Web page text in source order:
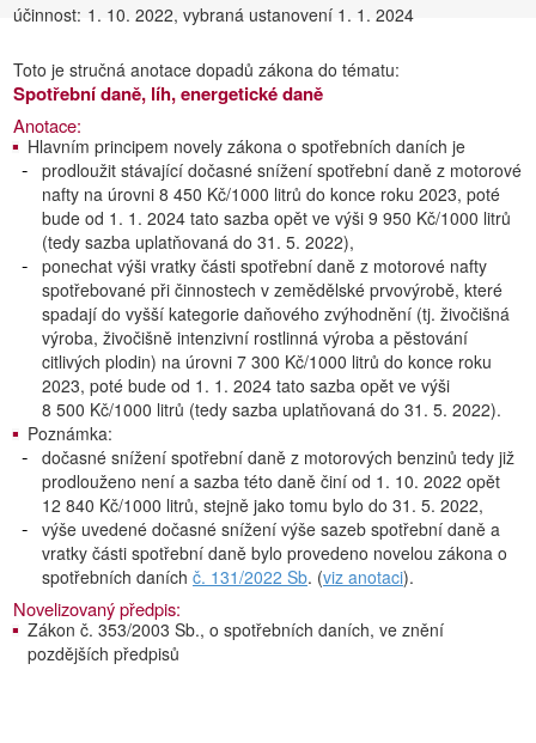
účinnost: 1. 10. 2022, vybraná ustanovení 1. 1. 2024
Toto je stručná anotace dopadů zákona do tématu:
Spotřební daně, líh, energetické daně
Anotace:
Hlavním principem novely zákona o spotřebních daních je
prodloužit stávající dočasné snížení spotřební daně z motorové
nafty na úrovni 8 450 Kč/1000 litrů do konce roku 2023, poté
bude od 1. 1. 2024 tato sazba opět ve výši 9 950 Kč/1000 litrů
(tedy sazba uplatňovaná do 31. 5. 2022),
ponechat výši vratky části spotřební daně z motorové nafty
spotřebované při činnostech v zemědělské prvovýrobě, které
spadají do vyšší kategorie daňového zvýhodnění (tj. živočišná
výroba, živočišně intenzivní rostlinná výroba a pěstování
citlivých plodin) na úrovni 7 300 Kč/1000 litrů do konce roku
2023, poté bude od 1. 1. 2024 tato sazba opět ve výši
8 500 Kč/1000 litrů (tedy sazba uplatňovaná do 31. 5. 2022).
Poznámka:
dočasné snížení spotřební daně z motorových benzinů tedy již
prodlouženo není a sazba této daně činí od 1. 10. 2022 opět
12 840 Kč/1000 litrů, stejně jako tomu bylo do 31. 5. 2022,
výše uvedené dočasné snížení výše sazeb spotřební daně a
vratky části spotřební daně bylo provedeno novelou zákona o
spotřebních daních č. 131/2022 Sb. (viz anotaci).
Novelizovaný předpis:
Zákon č. 353/2003 Sb., o spotřebních daních, ve znění
pozdějších předpisů